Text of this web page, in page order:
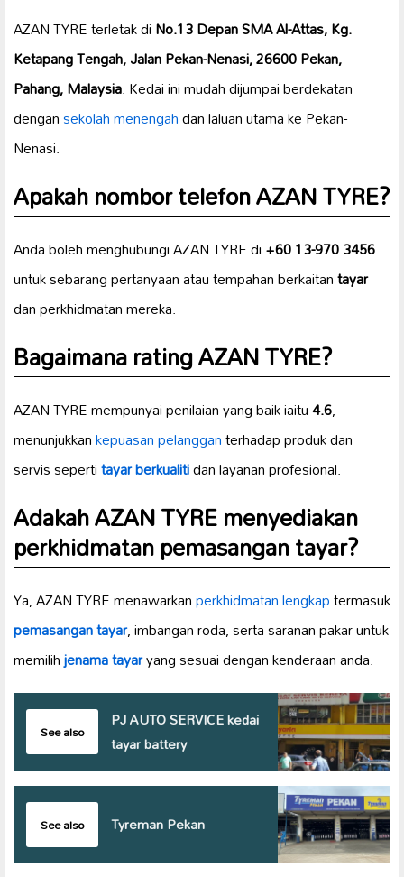
AZAN TYRE terletak diNo.13 Depan SMA Al-Attas, Kg.
Ketapang Tengah, Jalan Pekan-Nenasi, 26600 Pekan,
Pahang, Malaysia. Kedai ini mudah dijumpai berdekatan
dengansekolah menengahdan laluan utama ke Pekan-
Nenasi.
Apakah nombor telefon AZAN TYRE?
Anda boleh menghubungi AZAN TYRE di+60 13-970 3456
untuk sebarang pertanyaan atau tempahan berkaitantayar
dan perkhidmatan mereka.
Bagaimana rating AZAN TYRE?
AZAN TYRE mempunyai penilaian yang baik iaitu4.6,
menunjukkankepuasan pelangganterhadap produk dan
servis sepertitayar berkualitidan layanan profesional.
Adakah AZAN TYRE menyediakan
perkhidmatan pemasangan tayar?
Ya, AZAN TYRE menawarkanperkhidmatan lengkaptermasuk
pemasangan tayar, imbangan roda, serta saranan pakar untuk
memilihjenama tayaryang sesuai dengan kenderaan anda.
See also
PJ AUTO SERVICE kedai
tayar battery
See also Tyreman Pekan